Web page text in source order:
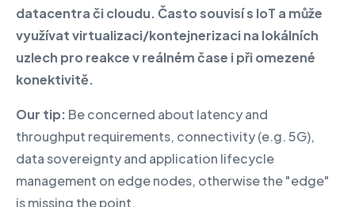
datacentra či cloudu.​ Často souvisí s IoT a může
využívat virtualizaci/kontejnerizaci na lokálních
uzlech pro reakce v reálném čase i při omezené
konektivitě.
Our tip: Be concerned about latency and
throughput requirements, connectivity (e.g. 5G),
data sovereignty and application lifecycle
management on edge nodes, otherwise the "edge"
is missing the point.